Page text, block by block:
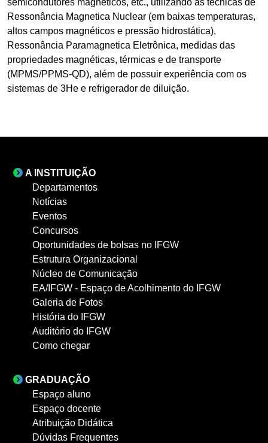
semicondutores magnéticos, etc., utilizando as técnicas de
Ressonância Magnetica Nuclear (em baixas temperaturas,
altos campos magnéticos e pressão hidrostática),
Ressonância Paramagnetica Eletrônica, medidas das
propriedades magnéticas, térmicas e de transporte
(MPMS/PPMS-QD), além de possuir experiência com os
sistemas de 3He e refrigerador de diluição.
A INSTITUIÇÃO
Departamentos
Notícias
Eventos
Concursos
Oportunidades de bolsas no IFGW
Estrutura Organizacional
Núcleo de Comunicação
EA/IFGW - Espaço de Acolhimento do IFGW
Galeria de Fotos
História do IFGW
Auditório do IFGW
Como chegar
GRADUAÇÃO
Espaço aluno
Espaço docente
Atribuição Didática
Dúvidas Frequentes